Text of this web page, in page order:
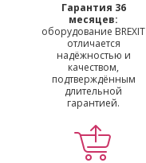
Гарантия 36
месяцев:
оборудование BREXIT
отличается
надёжностью и
качеством,
подтверждённым
длительной
гарантией.